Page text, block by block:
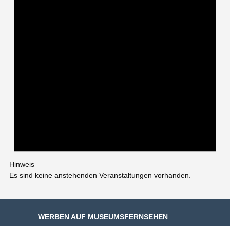
Hinweis
Es sind keine anstehenden Veranstaltungen vorhanden.
WERBEN AUF MUSEUMSFERNSEHEN